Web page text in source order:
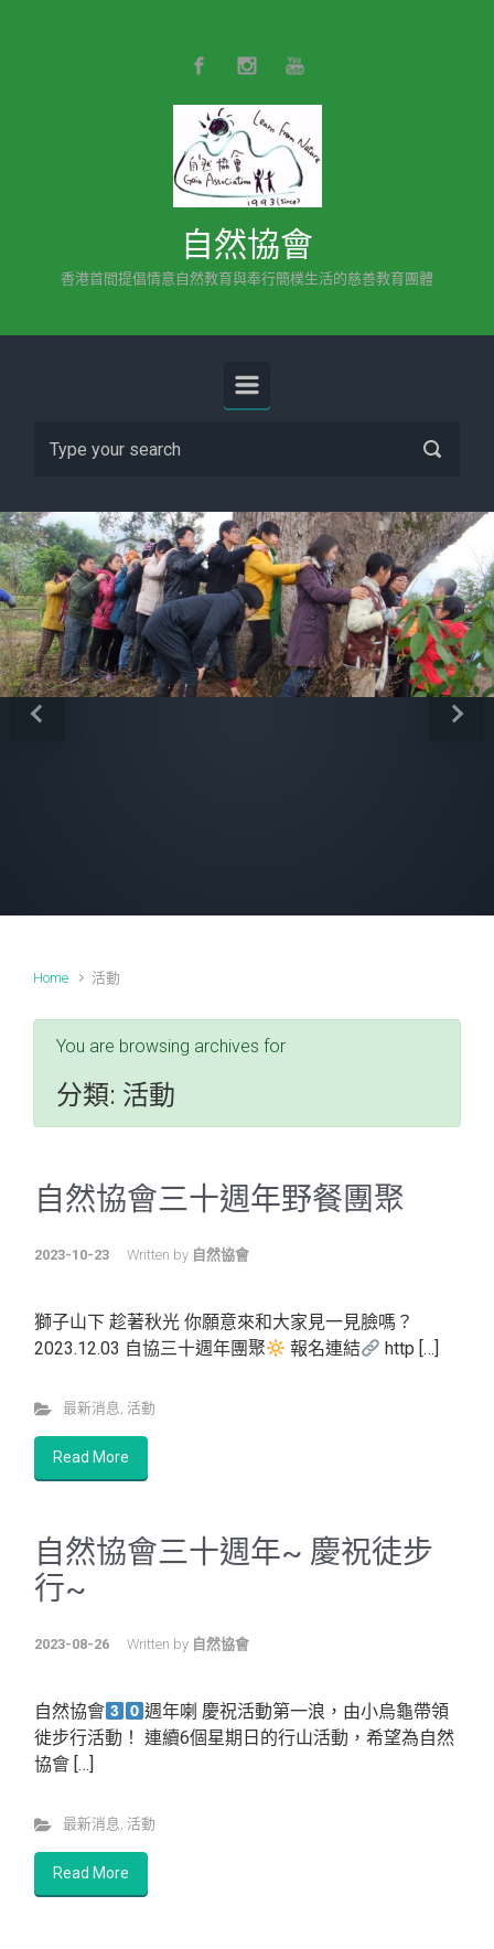
自然協會
香港首間提倡情意自然教育與奉行簡樸生活的慈善教育團體
Previous Next
Home 活動
You are browsing archives for
分類: 活動
自然協會三十週年野餐團聚
2023-10-23 Written by 自然協會
獅子山下 趁著秋光 你願意來和大家見一見臉嗎？
2023.12.03 自協三十週年團聚
報名連結 http […]
最新消息, 活動
Read More
自然協會三十週年~ 慶祝徒步
行~
2023-08-26 Written by 自然協會
自然協會
週年喇 慶祝活動第一浪，由小烏龜帶領
徙步行活動！ 連續6個星期日的行山活動，希望為自然
協會 […]
最新消息, 活動
Read More